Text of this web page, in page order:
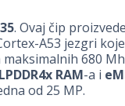
. Ovaj čip
A53 jezgri
680
LPDDR4x RAM-a i
od 25 MP.